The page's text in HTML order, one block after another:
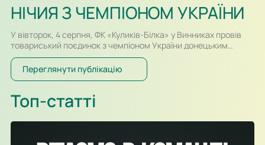
НІЧИЯ З ЧЕМПІОНОМ УКРАЇНИ
У вівторок, 4 серпня, ФК «Куликів-Білка» у Винниках провів
товариський поєдинок з чемпіоном України донецьким
«Шахтарем». Перший тайм спарингу, який відбувався у
форматі два тайми по 30-ть хвилин, проходив за переваги
гравців «Шахтаря», які більше контролювали м’яч і частіше
Олександра Караваєва м’яч потрапив у стійку воріт…
Переглянути публікацію
Топ-статті